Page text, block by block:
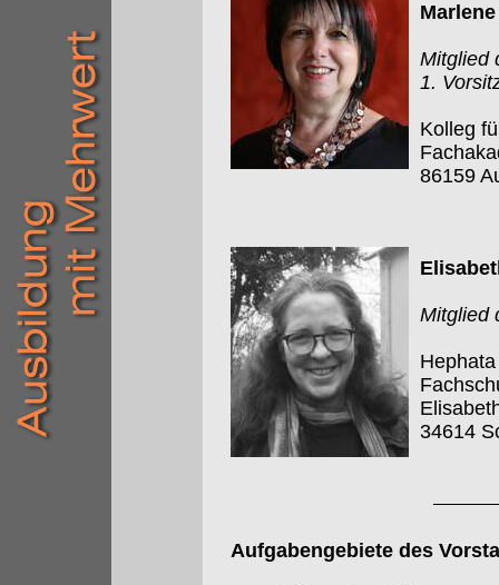
Mitglied
1.
Kolleg
86159
Mitglied
34614
Aufgabengebiete des